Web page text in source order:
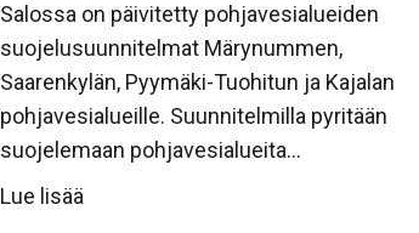
Salossa on päivitetty pohjavesialueiden
suojelusuunnitelmat Märynummen,
Saarenkylän, Pyymäki-Tuohitun ja Kajalan
pohjavesialueille. Suunnitelmilla pyritään
suojelemaan pohjavesialueita...
Lue lisää